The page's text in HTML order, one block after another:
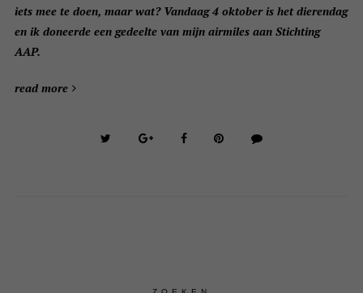
iets mee te doen, maar wat? Vandaag 4 oktober is het dierendag
en ik doneerde een gedeelte van mijn airmiles aan Stichting
AAP.
read more